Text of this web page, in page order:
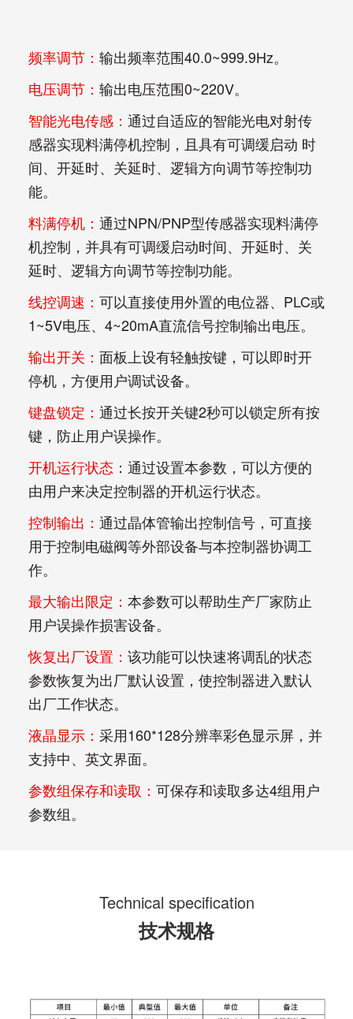
频率调节： 输出频率范围40.0~999.9Hz。
电压调节： 输出电压范围0~220V。
智能光电传感： 通过自适应的智能光电对射传
感器实现料满停机控制，且具有可调缓启动 时
间、开延时、关延时、逻辑方向调节等控制功
能。
料满停机： 通过NPN/PNP型传感器实现料满停
机控制，并具有可调缓启动时间、开延时、关
延时、逻辑方向调节等控制功能。
线控调速： 可以直接使用外置的电位器、PLC或
1~5V电压、4~20mA直流信号控制输出电压。
输出开关： 面板上设有轻触按键，可以即时开
停机，方便用户调试设备。
键盘锁定： 通过长按开关键2秒可以锁定所有按
键，防止用户误操作。
开机运行状态 ：通过设置本参数，可以方便的
由用户来决定控制器的开机运行状态。
控制输出： 通过晶体管输出控制信号，可直接
用于控制电磁阀等外部设备与本控制器协调工
作。
最大输出限定： 本参数可以帮助生产厂家防止
用户误操作损害设备。
恢复出厂设置： 该功能可以快速将调乱的状态
参数恢复为出厂默认设置，使控制器进入默认
出厂工作状态。
液晶显示： 采用160*128分辨率彩色显示屏，并
支持中、英文界面。
参数组保存和读取： 可保存和读取多达4组用户
参数组。
Technical specification
技术规格